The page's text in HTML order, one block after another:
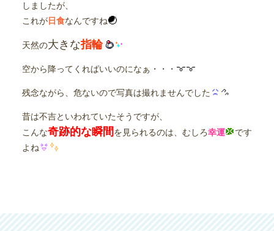
しましたが、
これが日食なんですね
天然の大きな指輪
空から降ってくればいいのになぁ・・・
残念ながら、危ないので写真は撮れませんでした
昔は不吉といわれていたそうですが、
こんな奇跡的な瞬間を見られるのは、むしろ幸運
です
よね